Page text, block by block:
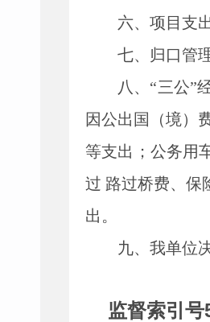
六、项目支
七、归口管
八、“三公”
因公出国（境）
等支出；公务用
过 路过桥费、保
出。
九、我单位
监督索引号